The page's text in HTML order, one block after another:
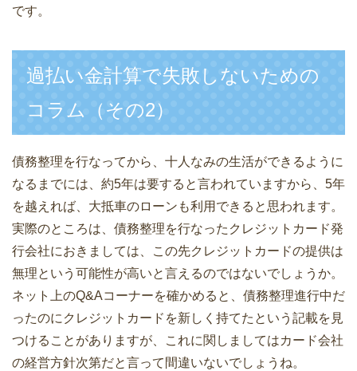
です。
過払い金計算で失敗しないための
コラム（その2）
債務整理を行なってから、十人なみの生活ができるように
なるまでには、約5年は要すると言われていますから、5年
を越えれば、大抵車のローンも利用できると思われます。
実際のところは、債務整理を行なったクレジットカード発
行会社におきましては、この先クレジットカードの提供は
無理という可能性が高いと言えるのではないでしょうか。
ネット上のQ&Aコーナーを確かめると、債務整理進行中だ
ったのにクレジットカードを新しく持てたという記載を見
つけることがありますが、これに関しましてはカード会社
の経営方針次第だと言って間違いないでしょうね。